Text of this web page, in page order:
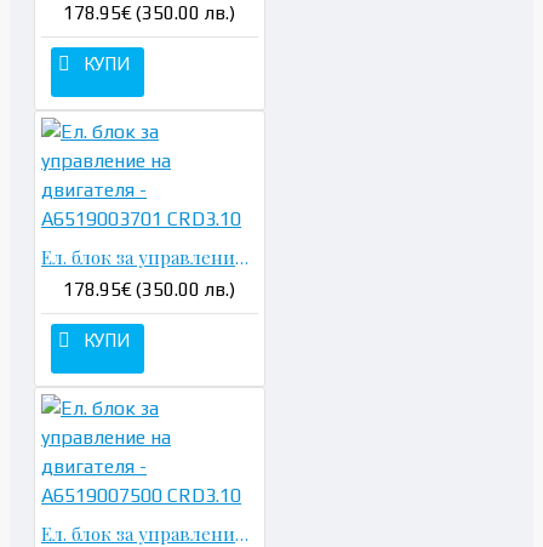
178.95€ (350.00 лв.)
КУПИ
Ел. блок за управление на двигателя - A6519003701 CRD3.10
178.95€ (350.00 лв.)
КУПИ
Ел. блок за управление на двигателя - A6519007500 CRD3.10